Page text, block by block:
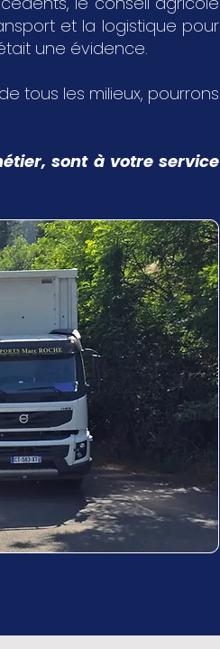
et la logistique pour
une évidence.
tous les milieux, pourrons
sont à votre service